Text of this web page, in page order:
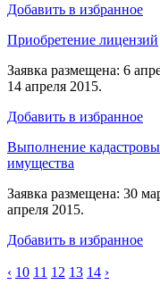
Добавить в избранное
Приобретение лицензий
Заявка размещена: 6
14 апреля 2015.
Добавить в избранное
Выполнение
имущества
Заявка размещена: 30
апреля 2015.
Добавить в избранное
‹ 10 11 12 13 14 ›